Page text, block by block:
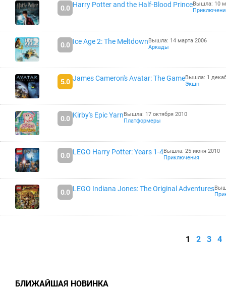
0.0 Harry Potter and the Half-Blood PrinceВышла: 10
0.0 Ice Age 2: The MeltdownВышла: 14 марта 2006
Аркады
5.0 James Cameron's Avatar: The GameВышла: 1
Экшн
0.0 Kirby's Epic YarnВышла: 17 октября 2010
Платформеры
0.0 LEGO Harry Potter: Years 1-4Вышла: 25 июня 2010
Приключения
0.0 LEGO Indiana Jones: The Original Adventures
1 2 3 4
БЛИЖАЙШАЯ НОВИНКА